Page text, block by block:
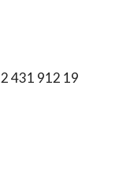
431 912 19